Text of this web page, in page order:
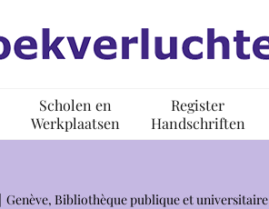
Scholen en
Werkplaatsen
Register
Handschriften
Genève, Bibliothèque publique et universitaire